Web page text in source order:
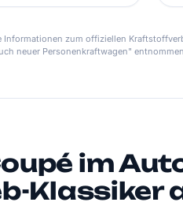
Informationen zum offiziellen
neuer Personenkraftwagen"
im
Klassiker